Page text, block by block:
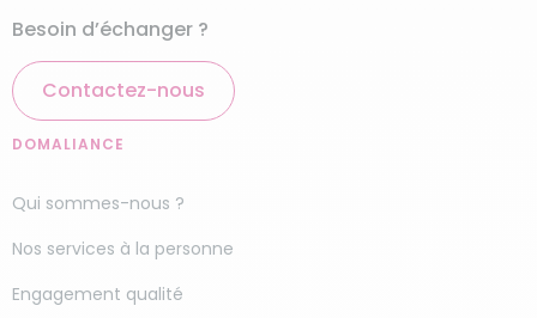
Besoin d’échanger ?
Contactez-nous
DOMALIANCE
Qui sommes-nous ?
Nos services à la personne
Engagement qualité